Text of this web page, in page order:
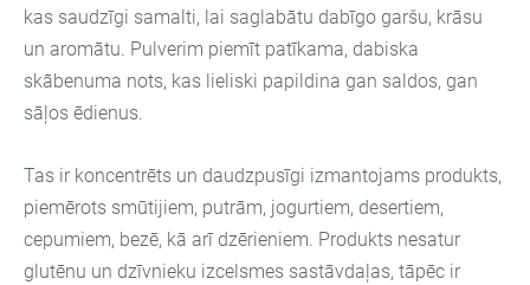
kas saudzīgi samalti, lai saglabātu dabīgo garšu, krāsu
un aromātu. Pulverim piemīt patīkama, dabiska
skābenuma nots, kas lieliski papildina gan saldos, gan
sāļos ēdienus.
Tas ir koncentrēts un daudzpusīgi izmantojams produkts,
piemērots smūtijiem, putrām, jogurtiem, desertiem,
cepumiem, bezē, kā arī dzērieniem. Produkts nesatur
glutēnu un dzīvnieku izcelsmes sastāvdaļas, tāpēc ir